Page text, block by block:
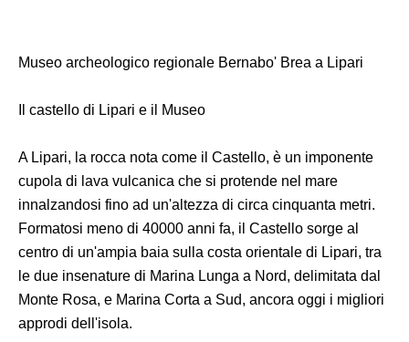
Museo archeologico regionale Bernabo' Brea a Lipari
Il castello di Lipari e il Museo
A Lipari, la rocca nota come il Castello, è un imponente
cupola di lava vulcanica che si protende nel mare
innalzandosi fino ad un'altezza di circa cinquanta metri.
Formatosi meno di 40000 anni fa, il Castello sorge al
centro di un'ampia baia sulla costa orientale di Lipari, tra
le due insenature di Marina Lunga a Nord, delimitata dal
Monte Rosa, e Marina Corta a Sud, ancora oggi i migliori
approdi dell'isola.